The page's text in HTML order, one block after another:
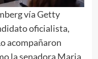
vía Getty
oficialista,
acompañaron
la senadora Maria